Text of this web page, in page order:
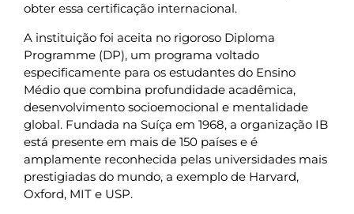
obter essa certificação internacional.
A instituição foi aceita no rigoroso Diploma
Programme (DP), um programa voltado
especificamente para os estudantes do Ensino
Médio que combina profundidade acadêmica,
desenvolvimento socioemocional e mentalidade
global. Fundada na Suíça em 1968, a organização IB
está presente em mais de 150 países e é
amplamente reconhecida pelas universidades mais
prestigiadas do mundo, a exemplo de Harvard,
Oxford, MIT e USP.